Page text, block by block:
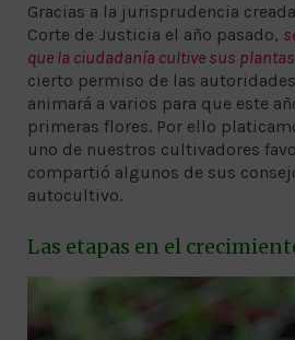
Gracias a la jurisprudencia
Corte de Justicia el año pasado,
que la ciudadanía cultive sus plantas
cierto permiso de las
animará a varios para que este
primeras flores. Por ello
uno de nuestros cultivadores
compartió algunos de sus
autocultivo.
Las etapas en el